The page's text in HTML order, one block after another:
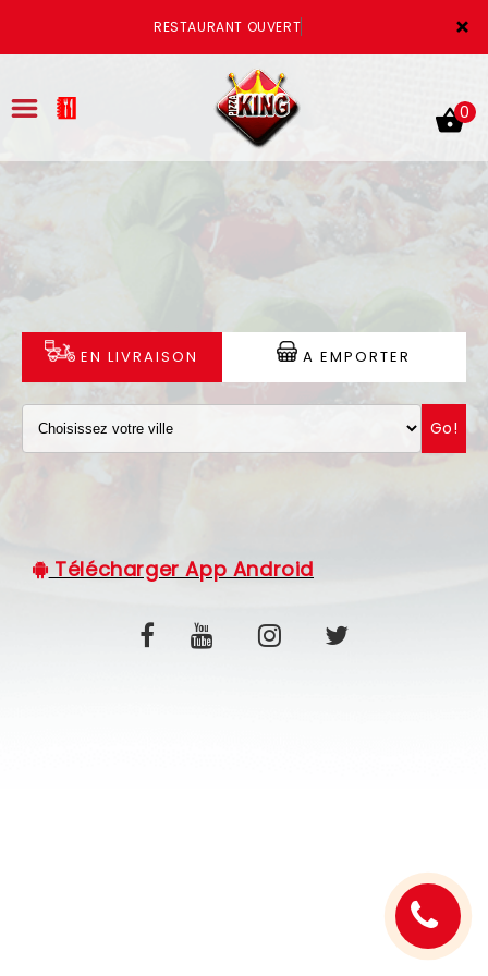
×
RESTAURANT OUVERT
VOTRE COMPTE
NOTRE RESTAURANT
VOS AVIS
0
EN LIVRAISON A EMPORTER
Go!
Télécharger App Android